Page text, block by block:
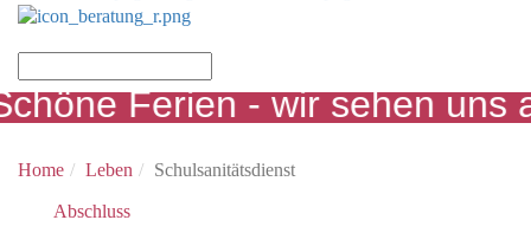
Ferien - wir sehen uns
Home Leben Schulsanitätsdienst
Abschluss